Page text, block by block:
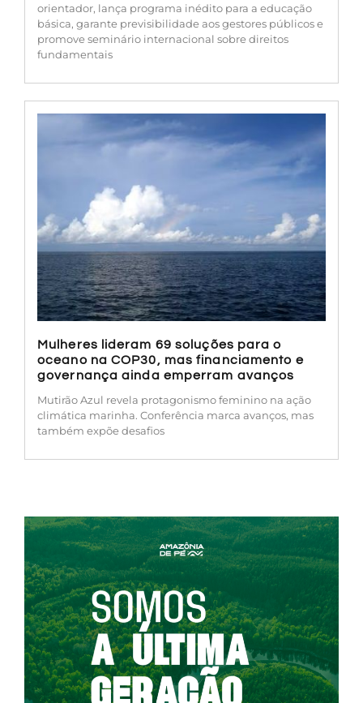
orientador, lança programa inédito para a educação
básica, garante previsibilidade aos gestores públicos e
promove seminário internacional sobre direitos
fundamentais
Mulheres lideram 69 soluções para o
oceano na COP30, mas financiamento e
governança ainda emperram avanços
Mutirão Azul revela protagonismo feminino na ação
climática marinha. Conferência marca avanços, mas
também expõe desafios